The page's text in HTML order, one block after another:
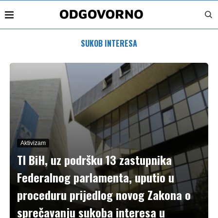
SUKOB INTERESA
Aktivizam
TI BiH, uz podršku 13 zastupnika
Federalnog parlamenta, uputio u
proceduru prijedlog novog Zakona o
sprečavanju sukoba interesa u